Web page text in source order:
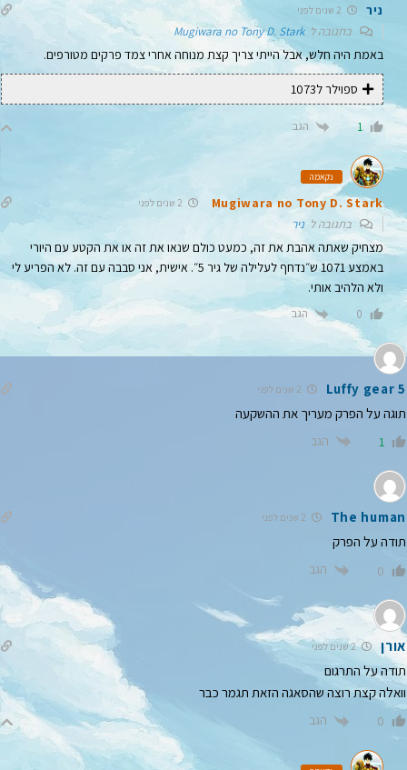
ניר
בתגובה לMugiwara no Tony D. Stark
באמת היה חלש, אבל הייתי צריך קצת מנוחה אחרי צמד פרקים מטורפים.
ספוילר ל1073
1 הגב
נקאמה
Mugiwara no Tony D. Stark
בתגובה לניר
מצחיק שאתה אהבת את זה, כמעט כולם שנאו את זה או את הקטע עם היורי
באמצע 1071 ש״נדחף לעלילה של גיר 5״. אישית, אני סבבה עם זה. לא הפריע לי
ולא הלהיב אותי.
0 הגב
Luffy gear 5
תוגה על הפרק מעריך את ההשקעה
1 הגב
The human
תודה על הפרק
0 הגב
אורן 2 שנים לפני
תודה על התרגום
וואלה קצת רוצה שהסאגה הזאת תגמר כבר
0 הגב